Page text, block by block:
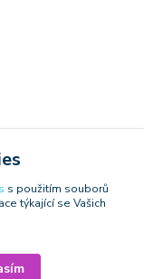
s použitím souborů
týkající se Vašich